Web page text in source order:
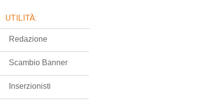
UTILITÀ:
Redazione
Scambio Banner
Inserzionisti